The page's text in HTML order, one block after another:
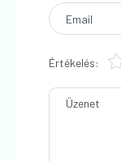
Email
Értékelés:
Üzenet